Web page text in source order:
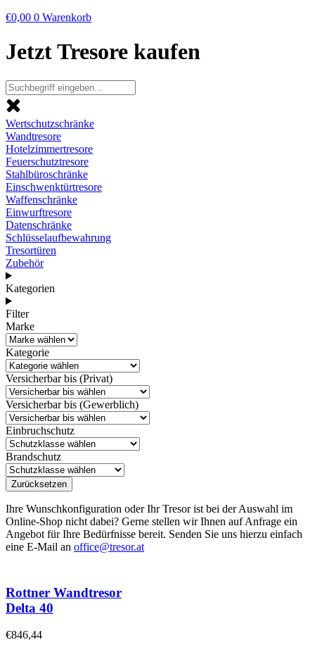
€0,00 0 Warenkorb
Jetzt Tresore kaufen
Wertschutzschränke
Wandtresore
Hotelzimmertresore
Feuerschutztresore
Stahlbüroschränke
Einschwenktürtresore
Waffenschränke
Einwurftresore
Datenschränke
Schlüsselaufbewahrung
Tresortüren
Zubehör
Kategorien
Filter
Marke
Kategorie
Versicherbar bis (Privat)
Versicherbar bis (Gewerblich)
Einbruchschutz
Brandschutz
Zurücksetzen
Ihre Wunschkonfiguration oder Ihr Tresor ist bei der Auswahl im
Online-Shop nicht dabei? Gerne stellen wir Ihnen auf Anfrage ein
Angebot für Ihre Bedürfnisse bereit. Senden Sie uns hierzu einfach
eine E-Mail an office@tresor.at
Rottner Wandtresor
Delta 40
€846,44